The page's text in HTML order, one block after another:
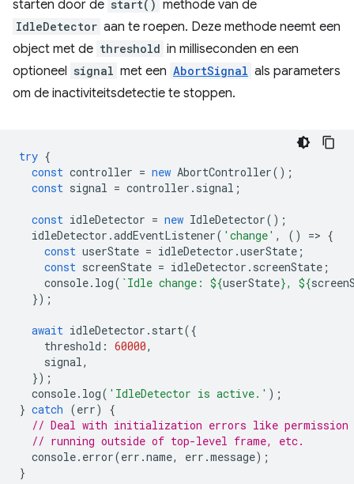
starten door de start() methode van de
IdleDetector aan te roepen. Deze methode neemt een
object met de threshold in milliseconden en een
optioneel signal met een AbortSignal als parameters
om de inactiviteitsdetectie te stoppen.
try {
const controller = new AbortController();
const signal = controller . signal ;
const idleDetector = new IdleDetector();
idleDetector .addEventListener( 'change' , () => {
const userState = idleDetector .userState ;
const screenState = idleDetector . screenState ;
console. log( `Idle change: ${userState}, ${
});
await idleDetector . start({
threshold : 60000,
signal,
});
console. log( 'IdleDetector is active.' );
} catch (err)
{
// Deal with initialization errors like permission
// running outside of top-level frame, etc.
console. error(err .name, err .message);
}